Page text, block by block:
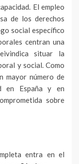
El empleo
de los derechos
social específico
centran una
situar la
y social. Como
mayor número de
en España y en
sobre
entra en el